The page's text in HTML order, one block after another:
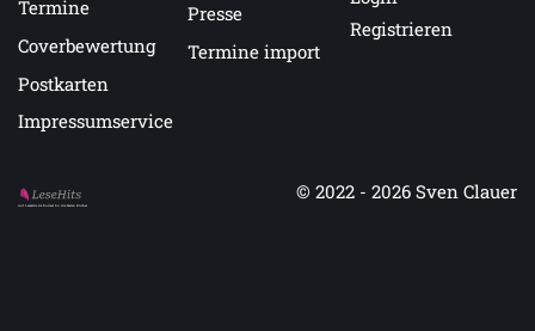
Termine
Coverbewertung
Postkarten
Impressumservice
Presse
Termine import
Registrieren
Auf LeseHits.de findest Du die besten Bücher.
© 2022 - 2026 Sven Clauer